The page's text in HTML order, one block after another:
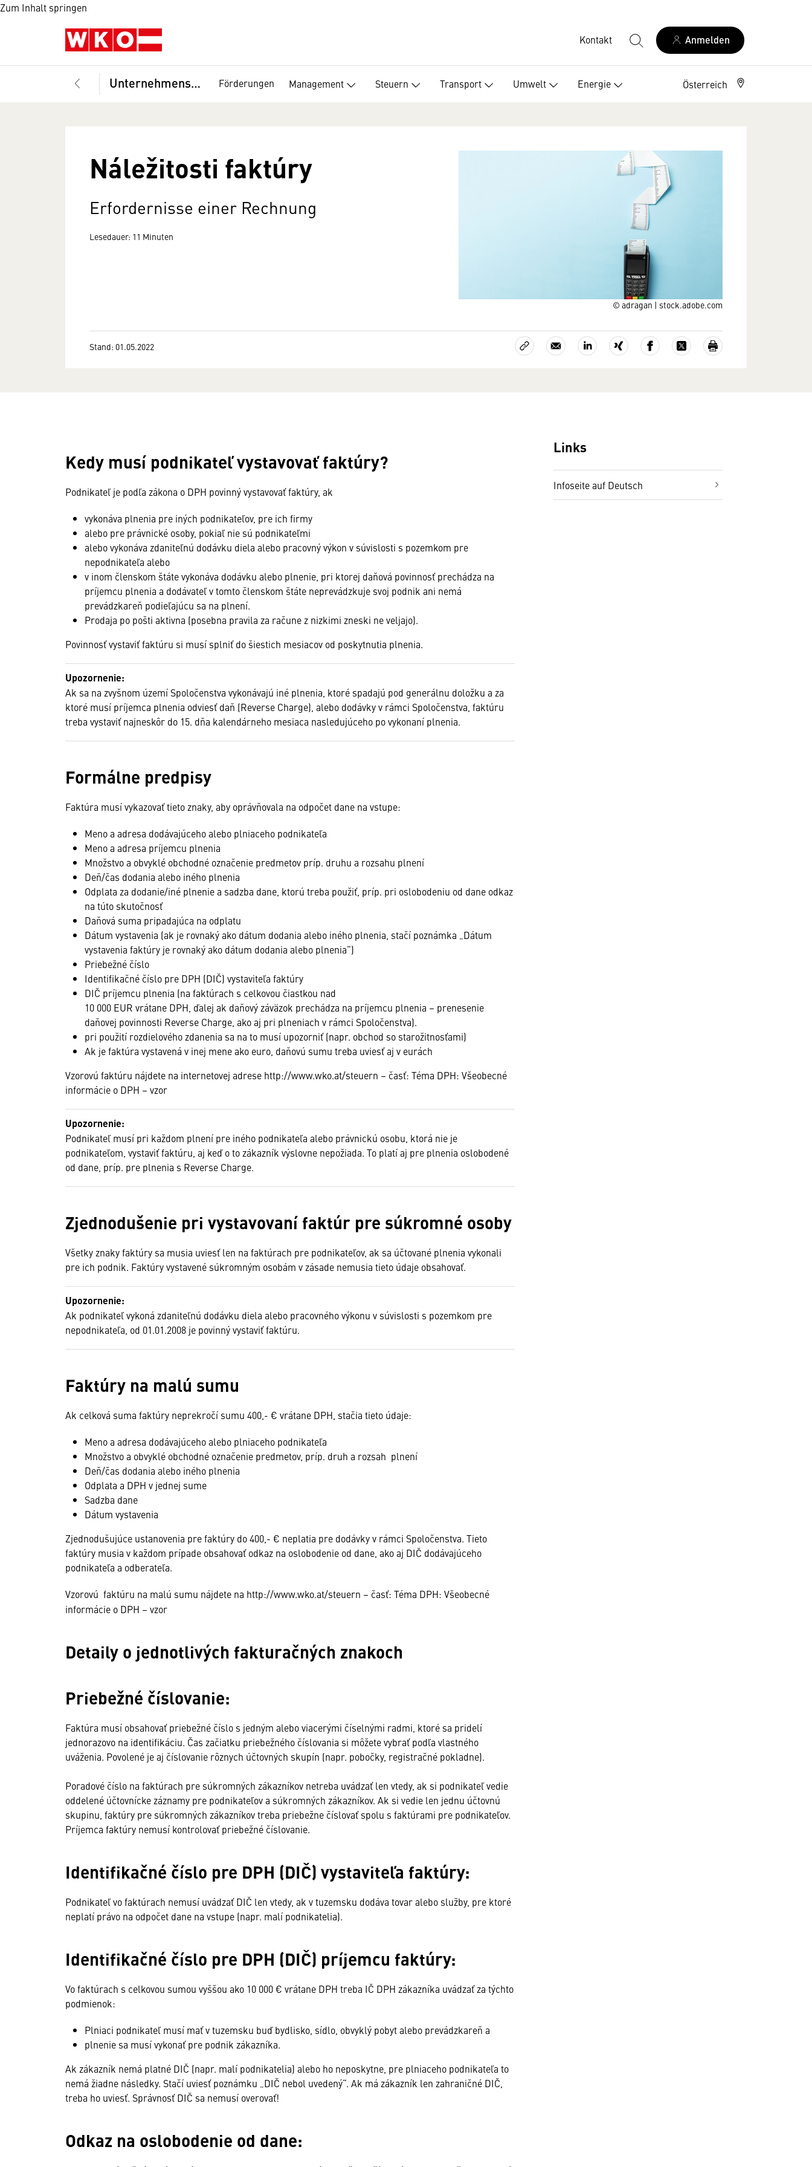
Zum Inhalt springen
Kontakt Anmelden
Unternehmensführung Förderungen Management Steuern Transport Umwelt Energie Österreich
© adragan | stock.adobe.com
Náležitosti faktúry
Erfordernisse einer Rechnung
Lesedauer: 11 Minuten
Stand: 01.05.2022
Kedy musí podnikateľ vystavovať faktúry?
Podnikateľ je podľa zákona o DPH povinný vystavovať faktúry, ak
vykonáva plnenia pre iných podnikateľov, pre ich firmy
alebo pre právnické osoby, pokiaľ nie sú podnikateľmi
alebo vykonáva zdaniteľnú dodávku diela alebo pracovný výkon v súvislosti s pozemkom pre
nepodnikateľa alebo
v inom členskom štáte vykonáva dodávku alebo plnenie, pri ktorej daňová povinnosť prechádza na
príjemcu plnenia a dodávateľ v tomto členskom štáte neprevádzkuje svoj podnik ani nemá
prevádzkareň podieľajúcu sa na plnení.
Prodaja po pošti aktivna (posebna pravila za račune z nizkimi zneski ne veljajo).
Povinnosť vystaviť faktúru si musí splniť do šiestich mesiacov od poskytnutia plnenia.
Upozornenie:
Ak sa na zvyšnom území Spoločenstva vykonávajú iné plnenia, ktoré spadajú pod generálnu doložku a za
ktoré musí príjemca plnenia odviesť daň (Reverse Charge), alebo dodávky v rámci Spoločenstva, faktúru
treba vystaviť najneskôr do 15. dňa kalendárneho mesiaca nasledujúceho po vykonaní plnenia.
Formálne predpisy
Faktúra musí vykazovať tieto znaky, aby oprávňovala na odpočet dane na vstupe:
Meno a adresa dodávajúceho alebo plniaceho podnikateľa
Meno a adresa príjemcu plnenia
Množstvo a obvyklé obchodné označenie predmetov príp. druhu a rozsahu plnení
Deň/čas dodania alebo iného plnenia
Odplata za dodanie/iné plnenie a sadzba dane, ktorú treba použiť, príp. pri oslobodeniu od dane odkaz
na túto skutočnosť
Daňová suma pripadajúca na odplatu
Dátum vystavenia (ak je rovnaký ako dátum dodania alebo iného plnenia, stačí poznámka „Dátum
vystavenia faktúry je rovnaký ako dátum dodania alebo plnenia“)
Priebežné číslo
Identifikačné číslo pre DPH (DIČ) vystaviteľa faktúry
DIČ príjemcu plnenia (na faktúrach s celkovou čiastkou nad
10 000 EUR vrátane DPH, ďalej ak daňový záväzok prechádza na príjemcu plnenia – prenesenie
daňovej povinnosti Reverse Charge, ako aj pri plneniach v rámci Spoločenstva).
pri použití rozdielového zdanenia sa na to musí upozorniť (napr. obchod so starožitnosťami)
Ak je faktúra vystavená v inej mene ako euro, daňovú sumu treba uviesť aj v eurách
Vzorovú faktúru nájdete na internetovej adrese http://www.wko.at/steuern – časť: Téma DPH: Všeobecné
informácie o DPH – vzor
Upozornenie:
Podnikateľ musí pri každom plnení pre iného podnikateľa alebo právnickú osobu, ktorá nie je
podnikateľom, vystaviť faktúru, aj keď o to zákazník výslovne nepožiada. To platí aj pre plnenia oslobodené
od dane, príp. pre plnenia s Reverse Charge.
Zjednodušenie pri vystavovaní faktúr pre súkromné osoby
Všetky znaky faktúry sa musia uviesť len na faktúrach pre podnikateľov, ak sa účtované plnenia vykonali
pre ich podnik. Faktúry vystavené súkromným osobám v zásade nemusia tieto údaje obsahovať.
Upozornenie:
Ak podnikateľ vykoná zdaniteľnú dodávku diela alebo pracovného výkonu v súvislosti s pozemkom pre
nepodnikateľa, od 01.01.2008 je povinný vystaviť faktúru.
Faktúry na malú sumu
Ak celková suma faktúry neprekročí sumu 400,- € vrátane DPH, stačia tieto údaje:
Meno a adresa dodávajúceho alebo plniaceho podnikateľa
Množstvo a obvyklé obchodné označenie predmetov, príp. druh a rozsah plnení
Deň/čas dodania alebo iného plnenia
Odplata a DPH v jednej sume
Sadzba dane
Dátum vystavenia
Zjednodušujúce ustanovenia pre faktúry do 400,- € neplatia pre dodávky v rámci Spoločenstva. Tieto
faktúry musia v každom prípade obsahovať odkaz na oslobodenie od dane, ako aj DIČ dodávajúceho
podnikateľa a odberateľa.
Vzorovú faktúru na malú sumu nájdete na http://www.wko.at/steuern – časť: Téma DPH: Všeobecné
informácie o DPH – vzor
Detaily o jednotlivých fakturačných znakoch
Priebežné číslovanie:
Faktúra musí obsahovať priebežné číslo s jedným alebo viacerými číselnými radmi, ktoré sa pridelí
jednorazovo na identifikáciu. Čas začiatku priebežného číslovania si môžete vybrať podľa vlastného
uváženia. Povolené je aj číslovanie rôznych účtovných skupín (napr. pobočky, registračné pokladne).
Poradové číslo na faktúrach pre súkromných zákazníkov netreba uvádzať len vtedy, ak si podnikateľ vedie
oddelené účtovnícke záznamy pre podnikateľov a súkromných zákazníkov. Ak si vedie len jednu účtovnú
skupinu, faktúry pre súkromných zákazníkov treba priebežne číslovať spolu s faktúrami pre podnikateľov.
Príjemca faktúry nemusí kontrolovať priebežné číslovanie.
Identifikačné číslo pre DPH (DIČ) vystaviteľa faktúry:
Podnikateľ vo faktúrach nemusí uvádzať DIČ len vtedy, ak v tuzemsku dodáva tovar alebo služby, pre ktoré
neplatí právo na odpočet dane na vstupe (napr. malí podnikatelia).
Identifikačné číslo pre DPH (DIČ) príjemcu faktúry:
Vo faktúrach s celkovou sumou vyššou ako 10 000 € vrátane DPH treba IČ DPH zákazníka uvádzať za týchto
podmienok:
Plniaci podnikateľ musí mať v tuzemsku buď bydlisko, sídlo, obvyklý pobyt alebo prevádzkareň a
plnenie sa musí vykonať pre podnik zákazníka.
Ak zákazník nemá platné DIČ (napr. malí podnikatelia) alebo ho neposkytne, pre plniaceho podnikateľa to
nemá žiadne následky. Stačí uviesť poznámku „DIČ nebol uvedený“. Ak má zákazník len zahraničné DIČ,
treba ho uviesť. Správnosť DIČ sa nemusí overovať!
Odkaz na oslobodenie od dane:
Links
Infoseite auf Deutsch